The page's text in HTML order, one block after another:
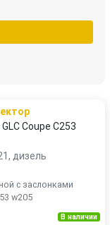
Coupe C253
дизель
с заслонками
w205
В наличии